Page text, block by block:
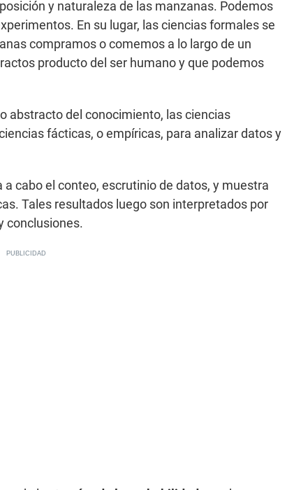
y naturaleza de las manzanas. Podemos
En su lugar, las ciencias formales se
compramos o comemos a lo largo de un
producto del ser humano y que podemos
abstracto del conocimiento, las ciencias
fácticas, o empíricas, para analizar datos y
a cabo el conteo, escrutinio de datos, y muestra
Tales resultados luego son interpretados por
conclusiones.